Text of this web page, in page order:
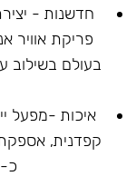
פריקת אוויר
בעולם בשילוב
כ-500,000+ נרגילות נמכרו.